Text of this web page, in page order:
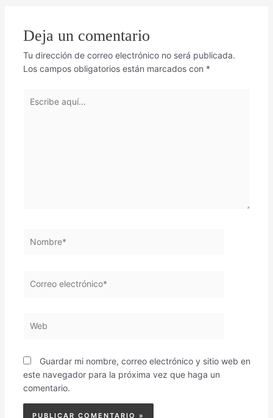
Deja un comentario
Tu dirección de correo electrónico no será publicada.
Los campos obligatorios están marcados con *
aquí...
electrónico*
Guardar mi nombre, correo electrónico y sitio web en
este navegador para la próxima vez que haga un
comentario.